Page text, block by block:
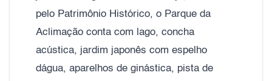
pelo Patrimônio Histórico, o Parque da
Aclimação conta com lago, concha
acústica, jardim japonês com espelho
dágua, aparelhos de ginástica, pista de